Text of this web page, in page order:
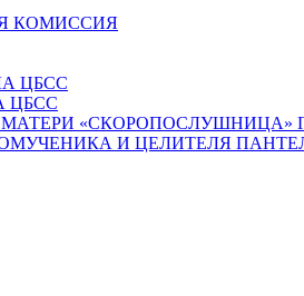
КОМИССИЯ
ЦБСС
ЦБСС
«СКОРОПОСЛУШНИЦА»
И ЦЕЛИТЕЛЯ